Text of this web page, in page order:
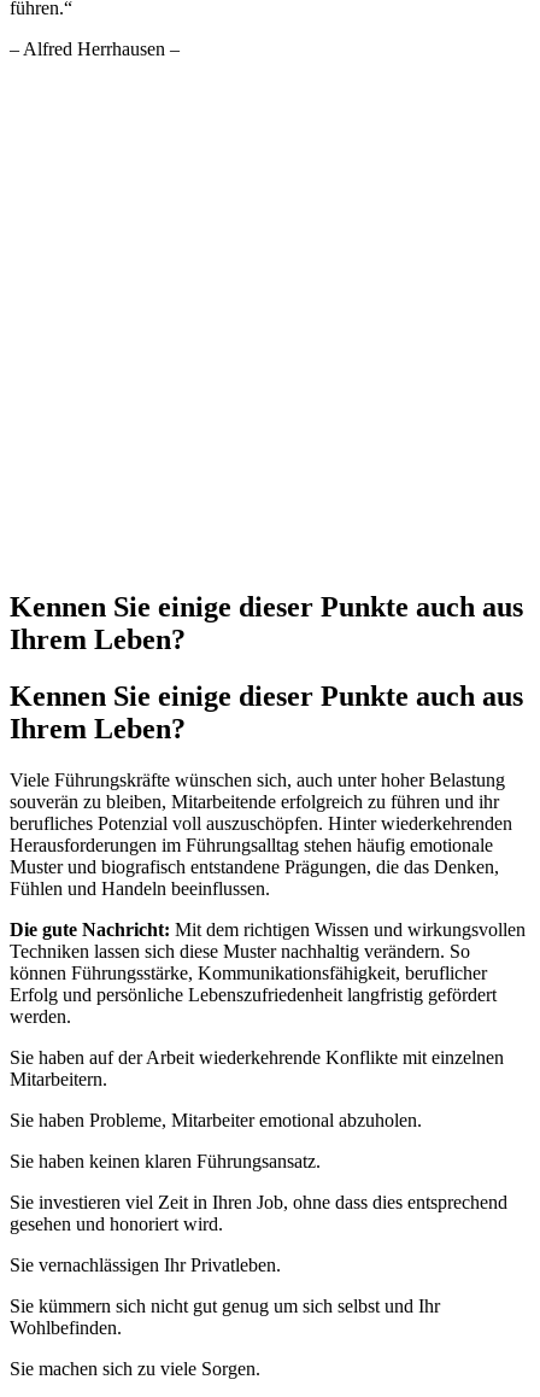
führen.“
– Alfred Herrhausen –
Kennen Sie einige dieser Punkte auch aus
Ihrem Leben?
Kennen Sie einige dieser Punkte auch aus
Ihrem Leben?
Viele Führungskräfte wünschen sich, auch unter hoher Belastung
souverän zu bleiben, Mitarbeitende erfolgreich zu führen und ihr
berufliches Potenzial voll auszuschöpfen. Hinter wiederkehrenden
Herausforderungen im Führungsalltag stehen häufig emotionale
Muster und biografisch entstandene Prägungen, die das Denken,
Fühlen und Handeln beeinflussen.
Die gute Nachricht: Mit dem richtigen Wissen und wirkungsvollen
Techniken lassen sich diese Muster nachhaltig verändern. So
können Führungsstärke, Kommunikationsfähigkeit, beruflicher
Erfolg und persönliche Lebenszufriedenheit langfristig gefördert
werden.
Sie haben auf der Arbeit wiederkehrende Konflikte mit einzelnen
Mitarbeitern.
Sie haben Probleme, Mitarbeiter emotional abzuholen.
Sie haben keinen klaren Führungsansatz.
Sie investieren viel Zeit in Ihren Job, ohne dass dies entsprechend
gesehen und honoriert wird.
Sie vernachlässigen Ihr Privatleben.
Sie kümmern sich nicht gut genug um sich selbst und Ihr
Wohlbefinden.
Sie machen sich zu viele Sorgen.